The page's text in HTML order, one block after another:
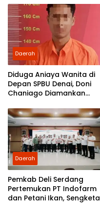
Daerah
Diduga Aniaya Wanita di
Depan SPBU Denai, Doni
Chaniago Diamankan
Daerah
Pemkab Deli Serdang
Pertemukan PT Indofarm
dan Petani Ikan, Sengketa